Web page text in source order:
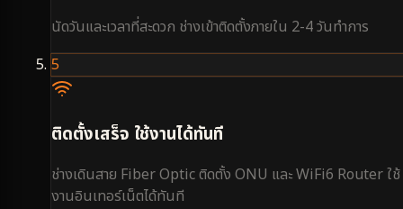
นัดวันและเวลาที่สะดวก ช่างเข้าติดตั้งภายใน 2-4 วันทำการ
5
ติดตั้งเสร็จ ใช้งานได้ทันที
ช่างเดินสาย Fiber Optic ติดตั้ง ONU และ WiFi6 Router ใช้
งานอินเทอร์เน็ตได้ทันที